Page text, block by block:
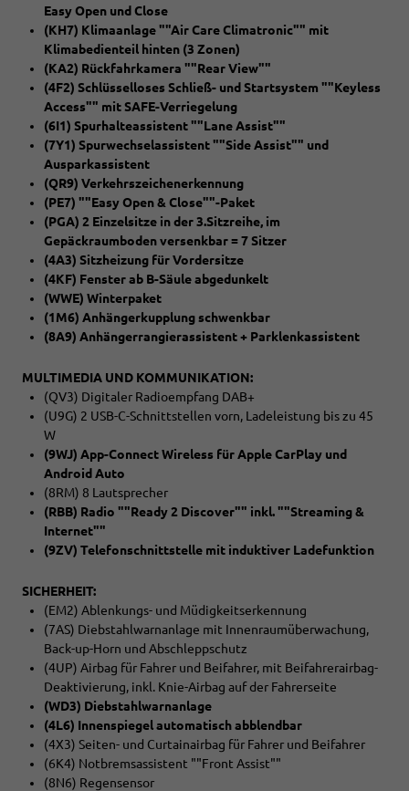
Easy Open und Close
(KH7) Klimaanlage ""Air Care Climatronic"" mit
Klimabedienteil hinten (3 Zonen)
(KA2) Rückfahrkamera ""Rear View""
(4F2) Schlüsselloses Schließ- und Startsystem ""Keyless
Access"" mit SAFE-Verriegelung
(6I1) Spurhalteassistent ""Lane Assist""
(7Y1) Spurwechselassistent ""Side Assist"" und
Ausparkassistent
(QR9) Verkehrszeichenerkennung
(PE7) ""Easy Open & Close""-Paket
(PGA) 2 Einzelsitze in der 3.Sitzreihe, im
Gepäckraumboden versenkbar = 7 Sitzer
(4A3) Sitzheizung für Vordersitze
(4KF) Fenster ab B-Säule abgedunkelt
(WWE) Winterpaket
(1M6) Anhängerkupplung schwenkbar
(8A9) Anhängerrangierassistent + Parklenkassistent
MULTIMEDIA UND KOMMUNIKATION:
(QV3) Digitaler Radioempfang DAB+
(U9G) 2 USB-C-Schnittstellen vorn, Ladeleistung bis zu 45
W
(9WJ) App-Connect Wireless für Apple CarPlay und
Android Auto
(8RM) 8 Lautsprecher
(RBB) Radio ""Ready 2 Discover"" inkl. ""Streaming &
Internet""
(9ZV) Telefonschnittstelle mit induktiver Ladefunktion
SICHERHEIT:
(EM2) Ablenkungs- und Müdigkeitserkennung
(7AS) Diebstahlwarnanlage mit Innenraumüberwachung,
Back-up-Horn und Abschleppschutz
(4UP) Airbag für Fahrer und Beifahrer, mit Beifahrerairbag-
Deaktivierung, inkl. Knie-Airbag auf der Fahrerseite
(WD3) Diebstahlwarnanlage
(4L6) Innenspiegel automatisch abblendbar
(4X3) Seiten- und Curtainairbag für Fahrer und Beifahrer
(6K4) Notbremsassistent ""Front Assist""
(8N6) Regensensor